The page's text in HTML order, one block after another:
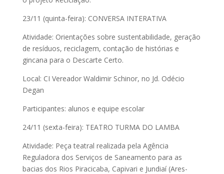
23/11 (quinta-feira): CONVERSA INTERATIVA
Atividade: Orientações sobre sustentabilidade, geração
de resíduos, reciclagem, contação de histórias e
gincana para o Descarte Certo.
Local: CI Vereador Waldimir Schinor, no Jd. Odécio
Degan
Participantes: alunos e equipe escolar
24/11 (sexta-feira): TEATRO TURMA DO LAMBA
Atividade: Peça teatral realizada pela Agência
Reguladora dos Serviços de Saneamento para as
bacias dos Rios Piracicaba, Capivari e Jundiaí (Ares-